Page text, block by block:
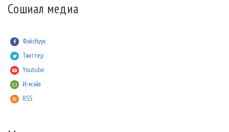
Сошиал медиа
Фэйсбүүк
Твиттер
Youtube
И-мэйл
RSS